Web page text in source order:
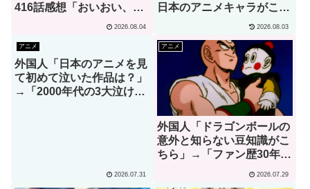
416話感想「おいおい、文
2026.08.04
日本のアニメキャラがこち
ら」→「願いを叶えてくれ
る！」（海外の反応）
2026.08.03
アニメ
外国人「日本のアニメを見
て初めて泣いた作品は？」
→「2000年代の3大泣ける
2026.07.31
アニメ
外国人「ドラゴンボールの
意外と知らない豆知識がこ
ちら」→「ファン歴30年で
2026.07.29